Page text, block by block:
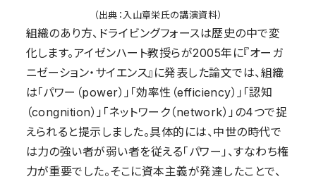
（出典：入山章栄氏の講演資料）
組織のあり方、ドライビングフォースは歴史の中で変
化します。アイゼンハート教授らが2005年に『オーガ
ニゼーション・サイエンス』に発表した論文では、組織
は「パワー（power）」「効率性（efficiency）」「認知
（congnition）」「ネットワーク（network）」の4つで捉
えられると提示しました。具体的には、中世の時代で
は力の強い者が弱い者を従える「パワー」、すなわち権
力が重要でした。そこに資本主義が発達したことで、